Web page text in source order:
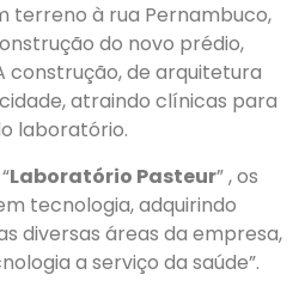
terreno à rua Pernambuco,
do novo prédio,
construção, de arquitetura
atraindo clínicas para
laboratório.
“Laboratório Pasteur”, os
tecnologia, adquirindo
diversas áreas da empresa,
a serviço da saúde”.